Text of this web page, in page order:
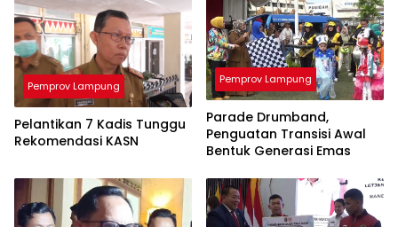
Pemprov Lampung
Pelantikan 7 Kadis Tunggu
Rekomendasi KASN
Pemprov Lampung
Parade Drumband,
Penguatan Transisi Awal
Bentuk Generasi Emas